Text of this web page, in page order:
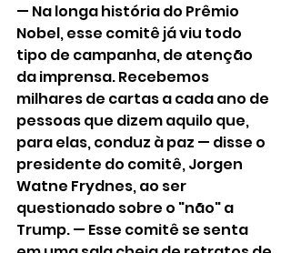
— Na longa história do Prêmio
Nobel, esse comitê já viu todo
tipo de campanha, de atenção
da imprensa. Recebemos
milhares de cartas a cada ano de
pessoas que dizem aquilo que,
para elas, conduz à paz — disse o
presidente do comitê, Jorgen
Watne Frydnes, ao ser
questionado sobre o "não" a
Trump. — Esse comitê se senta